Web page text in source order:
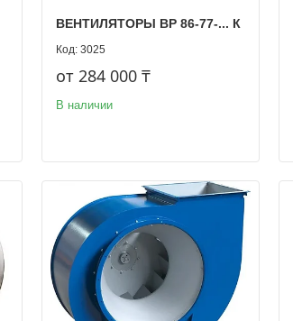
ВЕНТИЛЯТОРЫ ВР 86-77-... К
3025
от 284 000 ₸
В наличии